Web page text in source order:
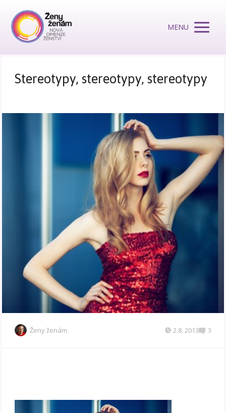
MENU
Stereotypy, stereotypy, stereotypy
Ženy ženám 2.8. 2013 3